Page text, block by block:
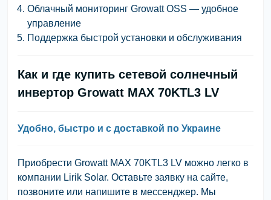
Облачный мониторинг Growatt OSS — удобное
управление
Поддержка быстрой установки и обслуживания
Как и где купить сетевой солнечный
инвертор Growatt MAX 70KTL3 LV
Удобно, быстро и с доставкой по Украине
Приобрести Growatt MAX 70KTL3 LV можно легко в
компании Lirik Solar. Оставьте заявку на сайте,
позвоните или напишите в мессенджер. Мы